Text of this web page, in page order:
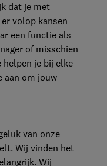
dat je met
volop kansen
een functie als
of misschien
helpen je bij elke
aan om jouw
van onze
Wij vinden het
Wij